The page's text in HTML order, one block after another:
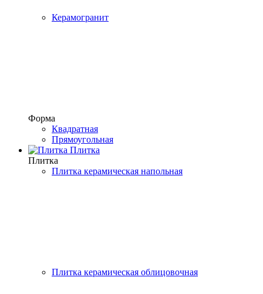
Керамогранит
Форма
Квадратная
Прямоугольная
Плитка
Плитка
Плитка керамическая напольная
Плитка керамическая облицовочная